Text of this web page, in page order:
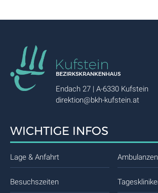
Endach 27 | A-6330 Kufstein
direktion@bkh-kufstein.at
WICHTIGE INFOS
Lage & Anfahrt Ambulanzen
Besuchszeiten